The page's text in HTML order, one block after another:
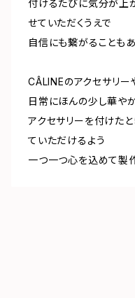
付けるたびに気分が上
せていただくうえで
自信にも繋がることもあ
CÂLINEのアクセサリー
日常にほんの少し華や
アクセサリーを付けた
ていただけるよう
一つ一つ心を込めて製作